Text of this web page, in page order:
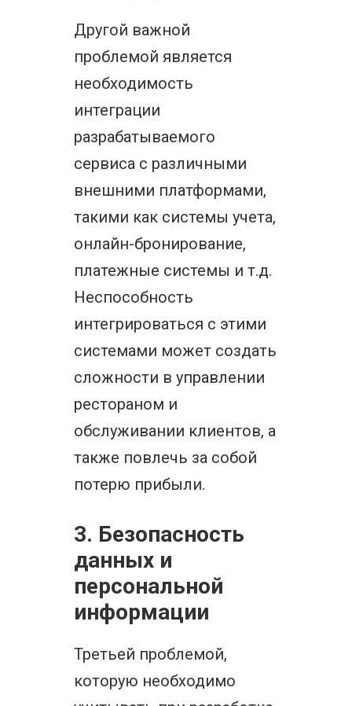
Другой важной
проблемой является
необходимость
интеграции
разрабатываемого
сервиса с различными
внешними платформами,
такими как системы учета,
онлайн-бронирование,
платежные системы и т.д.
Неспособность
интегрироваться с этими
системами может создать
сложности в управлении
рестораном и
обслуживании клиентов, а
также повлечь за собой
потерю прибыли.
3. Безопасность
данных и
персональной
информации
Третьей проблемой,
которую необходимо